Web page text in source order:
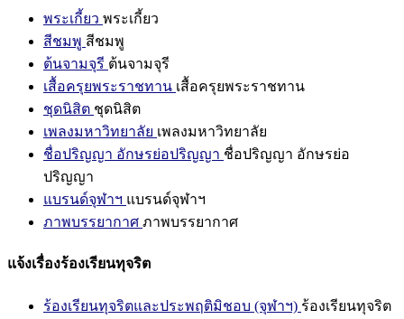
พระเกี้ยว พระเกี้ยว
สีชมพู สีชมพู
ต้นจามจุรี ต้นจามจุรี
เสื้อครุยพระราชทาน เสื้อครุยพระราชทาน
ชุดนิสิต ชุดนิสิต
เพลงมหาวิทยาลัย เพลงมหาวิทยาลัย
ชื่อปริญญา อักษรย่อปริญญา ชื่อปริญญา อักษรย่อ
ปริญญา
แบรนด์จุฬาฯ แบรนด์จุฬาฯ
ภาพบรรยากาศ ภาพบรรยากาศ
แจ้งเรื่องร้องเรียนทุจริต
ร้องเรียนทุจริตและประพฤติมิชอบ (จุฬาฯ) ร้องเรียนทุจริต